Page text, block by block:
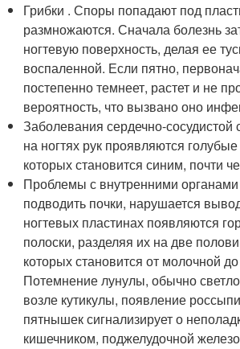
Грибки . Споры попадают под
размножаются. Сначала болезнь
ногтевую поверхность, делая ее
воспаленной. Если пятно,
постепенно темнеет, растет и не
вероятность, что вызвано оно
Заболевания сердечно-сосудистой
на ногтях рук проявляются голубые
которых становится синим, почти
Проблемы с внутренними
подводить почки, нарушается
ногтевых пластинах появляются
полоски, разделяя их на две
которых становится от молочной
Потемнение лунулы, обычно
возле кутикулы, появление
пятнышек сигнализирует о
кишечником, поджелудочной